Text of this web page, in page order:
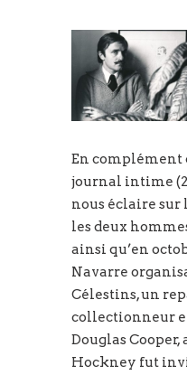
En complément
journal intime
nous éclaire sur
les deux
ainsi qu’en
Navarre
Célestins, un
collectionneur
Douglas
Hockney fut